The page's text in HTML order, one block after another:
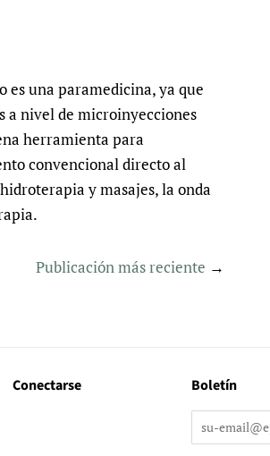
es una paramedicina, ya que
a nivel de microinyecciones
herramienta para
convencional directo al
y masajes, la onda
Publicación más reciente →
Conectarse Boletín